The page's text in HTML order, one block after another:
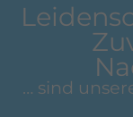
… sind